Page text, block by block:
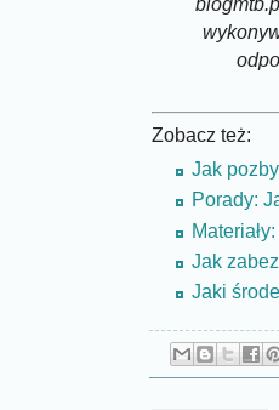
Zobacz też:
Jak
Porady:
Jak
Jaki